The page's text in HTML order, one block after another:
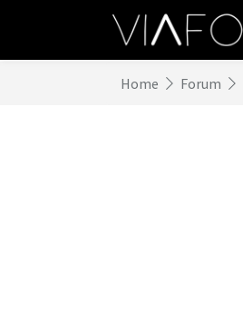
Home Forum